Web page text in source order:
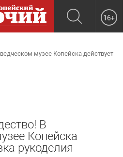
16+
музее Копейска действует
В
Копейска
рукоделия